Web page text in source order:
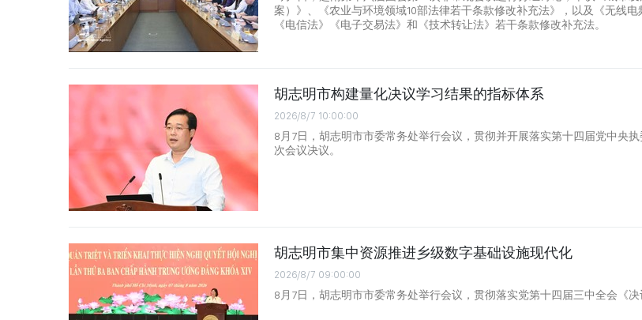
案）》、《农业与环境领域10部法律若干条款修改补充法》，以及《无线电
《电信法》《电子交易法》和《技术转让法》若干条款修改补充法。
胡志明市构建量化决议学习结果的指标体系
2026/8/7 10:00:00
8月7日，胡志明市市委常务处举行会议，贯彻并开展落实第十四届党中央执
次会议决议。
胡志明市集中资源推进乡级数字基础设施现代化
2026/8/7 09:00:00
8月7日，胡志明市市委常务处举行会议，贯彻落实党第十四届三中全会《决